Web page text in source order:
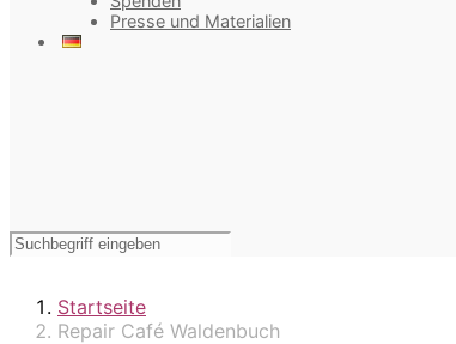
Presse und Materialien
Startseite
Repair Café Waldenbuch